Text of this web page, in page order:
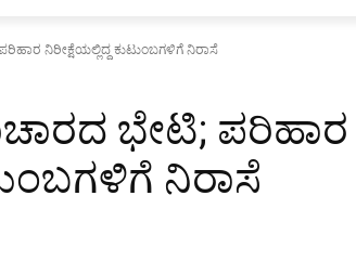
ನಿರೀಕ್ಷೆಯಲ್ಲಿದ್ದ ಕುಟುಂಬಗಳಿಗೆ ನಿರಾಸೆ
ಭೇಟಿ; ಪರಿಹಾರ
ನಿರಾಸೆ